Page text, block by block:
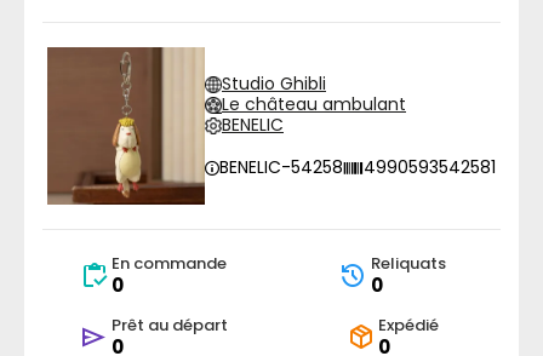
Studio Ghibli
Le château ambulant
BENELIC
BENELIC-54258
4990593542581
En commande
0
Reliquats
0
Prêt au départ
0
Expédié
0